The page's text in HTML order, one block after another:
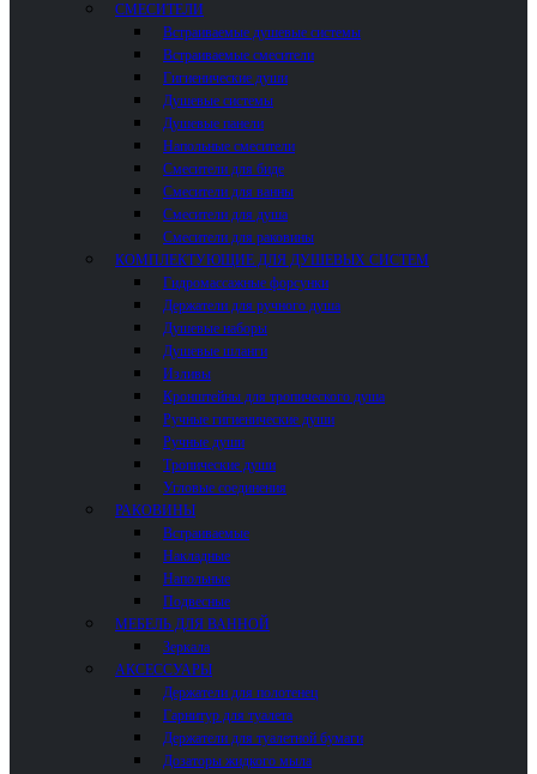
СМЕСИТЕЛИ
Встраиваемые душевые системы
Встраиваемые смесители
Гигиенические души
Душевые системы
Душевые панели
Напольные смесители
Смесители для биде
Смесители для ванны
Смесители для душа
Смесители для раковины
КОМПЛЕКТУЮЩИЕ ДЛЯ ДУШЕВЫХ СИСТЕМ
Гидромассажные форсунки
Держатели для ручного душа
Душевые наборы
Душевые шланги
Изливы
Кронштейны для тропического душа
Ручные гигиенические души
Ручные души
Тропические души
Угловые соединения
РАКОВИНЫ
Встраиваемые
Накладные
Напольные
Подвесные
МЕБЕЛЬ ДЛЯ ВАННОЙ
Зеркала
АКСЕССУАРЫ
Держатели для полотенец
Гарнитур для туалета
Держатели для туалетной бумаги
Дозаторы жидкого мыла